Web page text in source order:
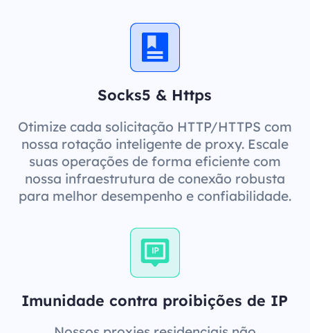
Socks5 & Https
Otimize cada solicitação HTTP/HTTPS com
nossa rotação inteligente de proxy. Escale
suas operações de forma eficiente com
nossa infraestrutura de conexão robusta
para melhor desempenho e confiabilidade.
Imunidade contra proibições de IP